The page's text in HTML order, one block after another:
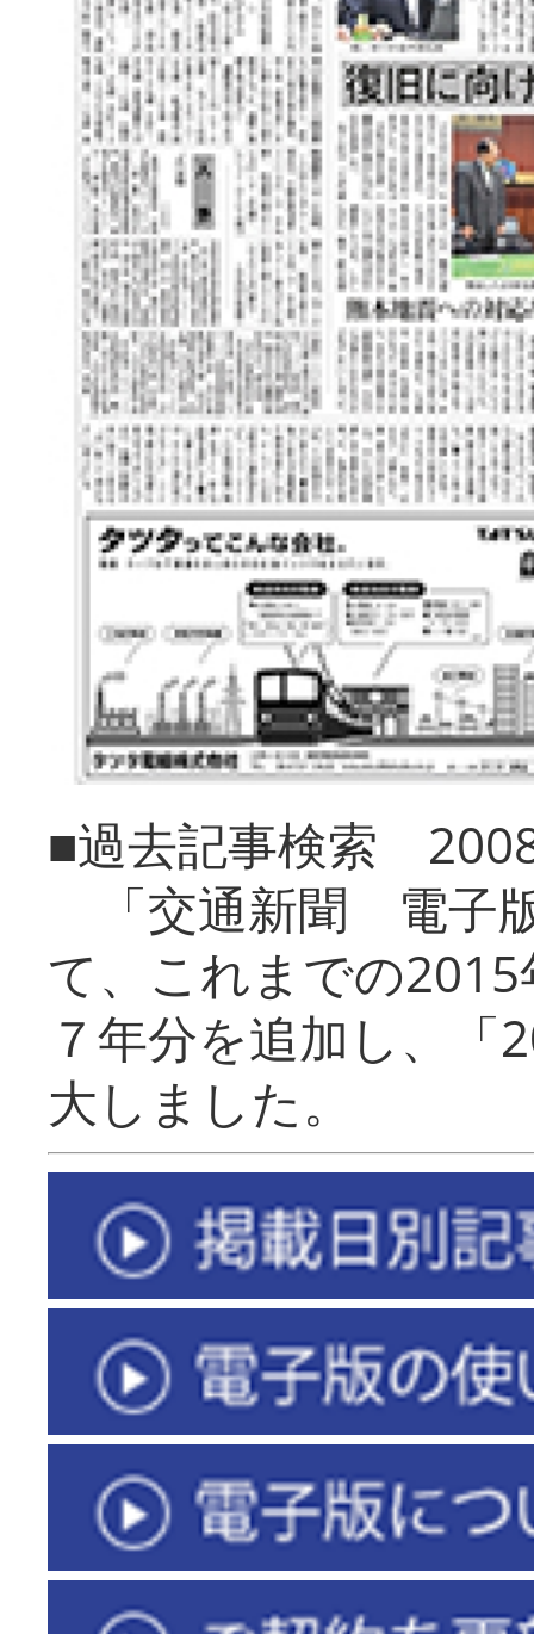
■過去記事検索
「交通新聞 電子
て、これまでの
７年分を追加し、「
大しまし